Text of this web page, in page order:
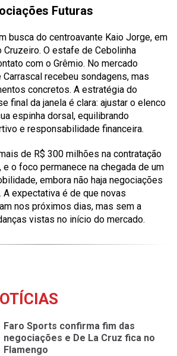
Futuras
busca do centroavante Kaio Jorge, em
O estafe de Cebolinha
com o Grêmio. No mercado
recebeu sondagens, mas
concretos. A estratégia do
final da janela é clara: ajustar o elenco
espinha dorsal, equilibrando
e responsabilidade financeira.
de R$ 300 milhões na contratação
e o foco permanece na chegada de um
embora não haja negociações
A expectativa é de que novas
nos próximos dias, mas sem a
vistas no início do mercado.
Faro Sports confirma fim das
negociações e De La Cruz fica no
Flamengo